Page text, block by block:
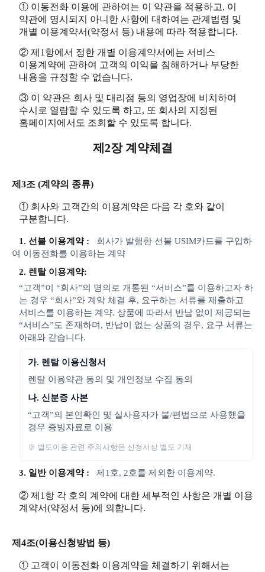
① 이동전화 이용에 관하여는 이 약관을 적용하고, 이
약관에 명시되지 아니한 사항에 대하여는 관계법령 및
개별 이용계약서(약정서 등) 내용에 따라 적용합니다.
② 제1항에서 정한 개별 이용계약서에는 서비스
이용계약에 관하여 고객의 이익을 침해하거나 부당한
내용을 규정할 수 없습니다.
③ 이 약관은 회사 및 대리점 등의 영업장에 비치하여
수시로 열람할 수 있도록 하고, 또 회사의 지정된
홈페이지에서도 조회할 수 있도록 합니다.
제2장 계약체결
제3조 (계약의 종류)
① 회사와 고객간의 이용계약은 다음 각 호와 같이
구분합니다.
1. 선불 이용계약 :
회사가 발행한 선불 USIM카드를 구입하
여 이동전화를 이용하는 계약
2. 렌탈 이용계약:
“고객”이 “회사”의 명의로 개통된 “서비스”를 이용하고자 하
는 경우 “회사”와 계약 체결 후, 요구하는 서류를 제출하고
서비스를 이용하는 계약. 상품에 따라서 반납 없이 제공되는
“서비스”도 존재하며, 반납이 없는 상품의 경우, 요구 서류는
아래와 같습니다.
가. 렌탈 이용신청서
렌탈 이용약관 동의 및 개인정보 수집 동의
나. 신분증 사본
“고객”의 본인확인 및 실사용자가 불/편법으로 사용했을
경우 증빙자료로 이용
※ 별도이용 관련 주의사항은 신청서상 별도 기재
3. 일반 이용계약 : 제1호, 2호를 제외한 이용계약.
② 제1항 각 호의 계약에 대한 세부적인 사항은 개별 이용
계약서(약정서 등)에 의합니다.
제4조(이용신청방법 등)
① 고객이 이동전화 이용계약을 체결하기 위해서는